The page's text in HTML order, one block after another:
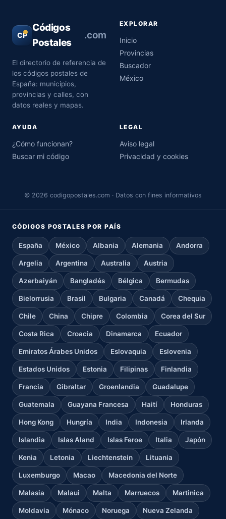
CP
Códigos
Postales
.com
El directorio de referencia de
los códigos postales de
España: municipios,
provincias y calles, con
datos reales y mapas.
EXPLORAR
Inicio
Provincias
Buscador
México
AYUDA
¿Cómo funcionan?
Buscar mi código
LEGAL
Aviso legal
Privacidad y cookies
© 2026 codigopostales.com · Datos con fines informativos
CÓDIGOS POSTALES POR PAÍS
España México Albania Alemania Andorra
Argelia Argentina Australia Austria
Azerbaiyán Bangladés Bélgica Bermudas
Bielorrusia Brasil Bulgaria Canadá Chequia
Chile China Chipre Colombia Corea del Sur
Costa Rica Croacia Dinamarca Ecuador
Emiratos Árabes Unidos Eslovaquia Eslovenia
Estados Unidos Estonia Filipinas Finlandia
Francia Gibraltar Groenlandia Guadalupe
Guatemala Guayana Francesa Haití Honduras
Hong Kong Hungría India Indonesia Irlanda
Islandia Islas Aland Islas Feroe Italia Japón
Kenia Letonia Liechtenstein Lituania
Luxemburgo Macao Macedonia del Norte
Malasia Malaui Malta Marruecos Martinica
Moldavia Mónaco Noruega Nueva Zelanda